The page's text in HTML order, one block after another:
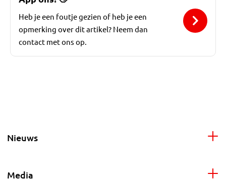
Heb je een foutje gezien of heb je een
opmerking over dit artikel? Neem dan
contact met ons op.
Nieuws
Media